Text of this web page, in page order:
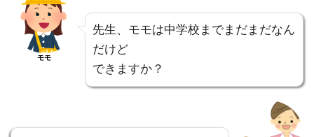
モモ
先生、モモは中学校までまだまだなん
だけど
できますか？